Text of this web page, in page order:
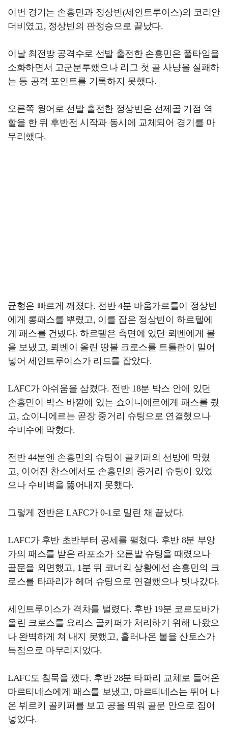
이번 경기는 손흥민과 정상빈(세인트루이스)의 코리안
더비였고, 정상빈의 판정승으로 끝났다.
이날 최전방 공격수로 선발 출전한 손흥민은 풀타임을
소화하면서 고군분투했으나 리그 첫 골 사냥을 실패하
는 등 공격 포인트를 기록하지 못했다.
오른쪽 윙어로 선발 출전한 정상빈은 선제골 기점 역
할을 한 뒤 후반전 시작과 동시에 교체되어 경기를 마
무리했다.
균형은 빠르게 깨졌다. 전반 4분 바움가르틀이 정상빈
에게 롱패스를 뿌렸고, 이를 잡은 정상빈이 하르텔에
게 패스를 건넸다. 하르텔은 측면에 있던 뢰벤에게 볼
을 보냈고, 뢰벤이 올린 땅볼 크로스를 트틀란이 밀어
넣어 세인트루이스가 리드를 잡았다.
LAFC가 아쉬움을 삼켰다. 전반 18분 박스 안에 있던
손흥민이 박스 바깥에 있는 쇼이니에르에게 패스를 줬
고, 쇼이니에르는 곧장 중거리 슈팅으로 연결했으나
수비수에 막혔다.
전반 44분엔 손흥민의 슈팅이 골키퍼의 선방에 막혔
고, 이어진 찬스에서도 손흥민의 중거리 슈팅이 있었
으나 수비벽을 뚫어내지 못했다.
그렇게 전반은 LAFC가 0-1로 밀린 채 끝났다.
LAFC가 후반 초반부터 공세를 펼쳤다. 후반 8분 부앙
가의 패스를 받은 라포소가 오른발 슈팅을 때렸으나
골문을 외면했고, 1분 뒤 코너킥 상황에선 손흥민의 크
로스를 타파리가 헤더 슈팅으로 연결했으나 빗나갔다.
세인트루이스가 격차를 벌렸다. 후반 19분 코르도바가
올린 크로스를 요리스 골키퍼가 처리하기 위해 나왔으
나 완벽하게 쳐 내지 못했고, 흘러나온 볼을 산토스가
득점으로 마무리지었다.
LAFC도 침묵을 깼다. 후반 28분 타파리 교체로 들어온
마르티네스에게 패스를 보냈고, 마르티네스는 뛰어 나
온 뷔르키 골키퍼를 보고 공을 띄워 골문 안으로 집어
넣었다.